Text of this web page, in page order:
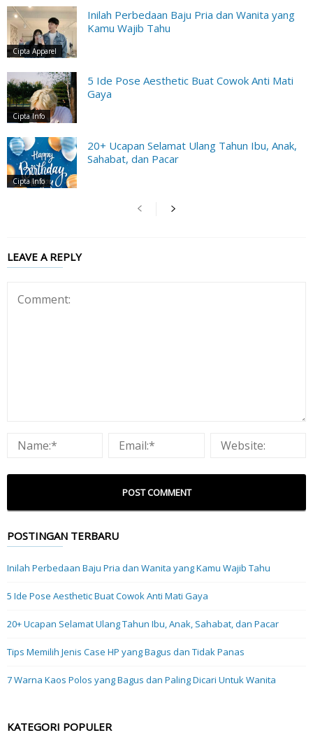
Cipta Apparel
Inilah Perbedaan Baju Pria dan Wanita yang
Kamu Wajib Tahu
Cipta Info
5 Ide Pose Aesthetic Buat Cowok Anti Mati
Gaya
Cipta Info
20+ Ucapan Selamat Ulang Tahun Ibu, Anak,
Sahabat, dan Pacar
LEAVE A REPLY
POSTINGAN TERBARU
Inilah Perbedaan Baju Pria dan Wanita yang Kamu Wajib Tahu
5 Ide Pose Aesthetic Buat Cowok Anti Mati Gaya
20+ Ucapan Selamat Ulang Tahun Ibu, Anak, Sahabat, dan Pacar
Tips Memilih Jenis Case HP yang Bagus dan Tidak Panas
7 Warna Kaos Polos yang Bagus dan Paling Dicari Untuk Wanita
KATEGORI POPULER